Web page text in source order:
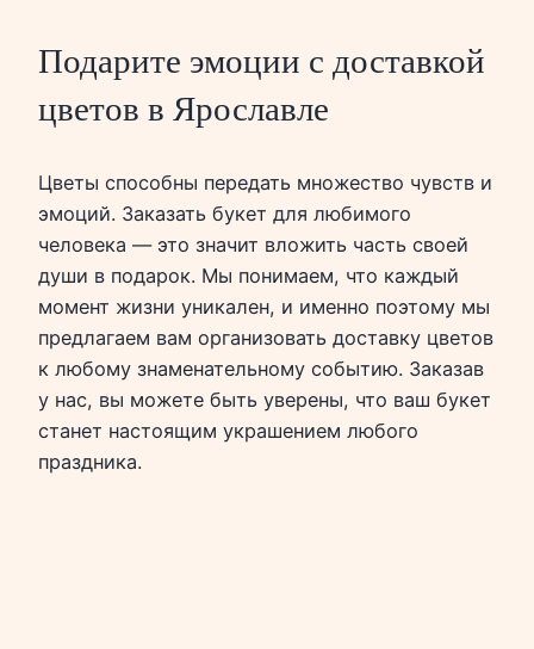
Подарите эмоции с доставкой
цветов в Ярославле
Цветы способны передать множество чувств и
эмоций. Заказать букет для любимого
человека — это значит вложить часть своей
души в подарок. Мы понимаем, что каждый
момент жизни уникален, и именно поэтому мы
предлагаем вам организовать доставку цветов
к любому знаменательному событию. Заказав
у нас, вы можете быть уверены, что ваш букет
станет настоящим украшением любого
праздника.